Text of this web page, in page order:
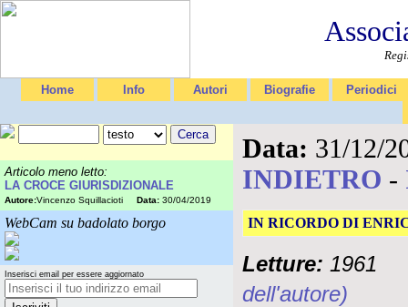
Home Info Autori Biografie Periodici
Articolo meno letto:
LA CROCE GIURISDIZIONALE
Autore:Vincenzo Squillacioti Data: 30/04/2019
WebCam su badolato borgo
Inserisci email per essere aggiornato
Data: 31/12/
INDIETRO -
IN RICORDO DI
Letture: 1961
dell'autore)